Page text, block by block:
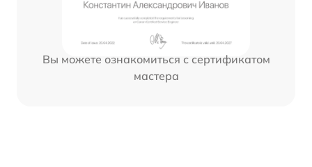
Вы можете ознакомиться с сертификатом
мастера